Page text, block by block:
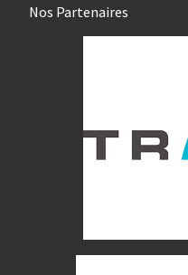
Nos Partenaires